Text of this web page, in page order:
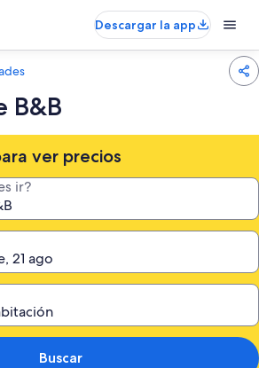
Descargar la app
B&B
ver precios
ir?
Buscar